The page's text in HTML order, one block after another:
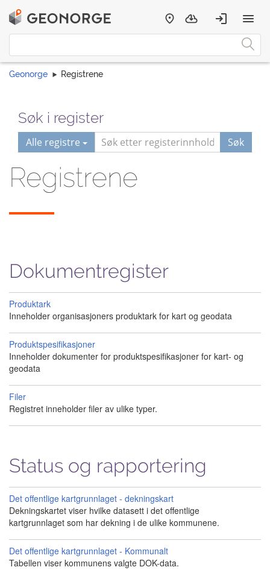
Geonorge Registrene
Søk i register
Alle registre Søk
Registrene
Dokumentregister
Produktark
Inneholder organisasjoners produktark for kart og geodata
Produktspesifikasjoner
Inneholder dokumenter for produktspesifikasjoner for kart- og
geodata
Filer
Registret inneholder filer av ulike typer.
Status og rapportering
Det offentlige kartgrunnlaget - dekningskart
Dekningskartet viser hvilke datasett i det offentlige
kartgrunnlaget som har dekning i de ulike kommunene.
Det offentlige kartgrunnlaget - Kommunalt
Tabellen viser kommunens valgte DOK-data.